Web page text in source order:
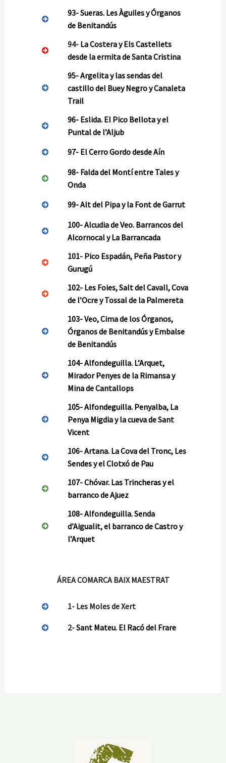
93-Sueras. Les Àguiles y Órganos
de Benitandús
94- La Costera y Els Castellets
desde la ermita de Santa Cristina
95-Argelita y las sendas del
castillo del Buey Negro y Canaleta
Trail
96- Eslida. El Pico Bellota y el
Puntal de l’Aljub
97- El Cerro Gordo desde Aín
98- Falda del Montí entre Tales y
Onda
99-Alt del Pipa y la Font de Garrut
100-Alcudia de Veo. Barrancos del
Alcornocal y La Barrancada
101- Pico Espadán, Peña Pastor y
Gurugú
102- Les Foies, Salt del Cavall, Cova
de l’Ocre y Tossal de la Palmereta
103-Veo, Cima de los Órganos,
Órganos de Benitandús y Embalse
de Benitandús
104-Alfondeguilla. L’Arquet,
Mirador Penyes de la Rimansa y
Mina de Cantallops
105-Alfondeguilla. Penyalba, La
Penya Migdia y la cueva de Sant
Vicent
106-Artana. La Cova del Tronc, Les
Sendes y el Clotxó de Pau
107-Chóvar. Las Trincheras y el
barranco de Ajuez
108-Alfondeguilla. Senda
d’Aigualit, el barranco de Castro y
l’Arquet
ÁREA COMARCA BAIX MAESTRAT
1- Les Moles de Xert
2-Sant Mateu. El Racó del Frare